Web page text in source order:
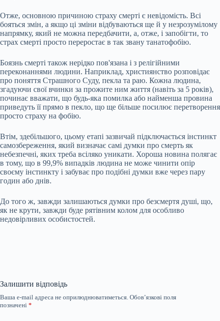
Отже, основною причиною страху смерті є невідомість. Всі
бояться змін, а якщо ці зміни відбуваються ще й у незрозумілому
напрямку, який не можна передбачити, а, отже, і запобігти, то
страх смерті просто переростає в так звану танатофобію.
Боязнь смерті також нерідко пов'язана і з релігійними
переконаннями людини. Наприклад, християнство розповідає
про поняття Страшного Суду, пекла та раю. Кожна людина,
згадуючи свої вчинки за прожите ним життя (навіть за 5 років),
починає вважати, що будь-яка помилка або найменша провина
приведуть її прямо в пекло, що ще більше посилює перетворення
просто страху на фобію.
Втім, здебільшого, цьому етапі зазвичай підключається інстинкт
самозбереження, який визначає самі думки про смерть як
небезпечні, яких треба всіляко уникати. Хороша новина полягає
в тому, що в 99,9% випадків людина не може чинити опір
своєму інстинкту і забуває про подібні думки вже через пару
годин або днів.
До того ж, завжди залишаються думки про безсмертя душі, що,
як не крути, завжди буде рятівним колом для особливо
недовірливих особистостей.
Залишити відповідь
Ваша e-mail адреса не оприлюднюватиметься. Обов’язкові поля
позначені *